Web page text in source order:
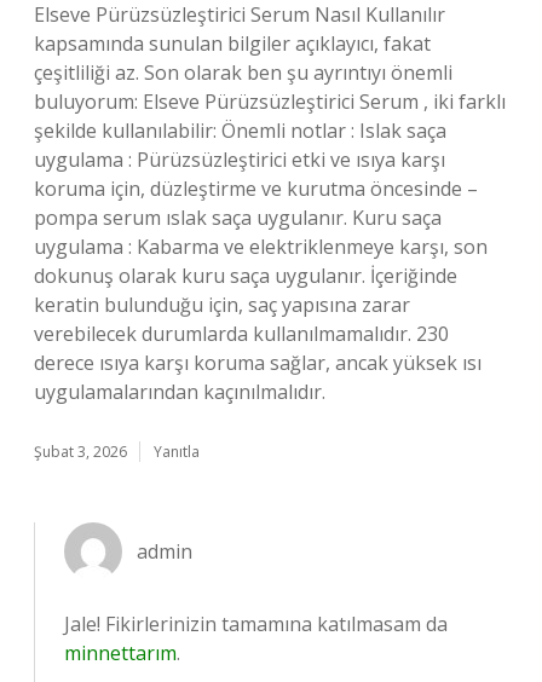
Elseve Pürüzsüzleştirici Serum Nasıl Kullanılır
kapsamında sunulan bilgiler açıklayıcı, fakat
çeşitliliği az. Son olarak ben şu ayrıntıyı önemli
buluyorum: Elseve Pürüzsüzleştirici Serum , iki farklı
şekilde kullanılabilir: Önemli notlar : Islak saça
uygulama : Pürüzsüzleştirici etki ve ısıya karşı
koruma için, düzleştirme ve kurutma öncesinde –
pompa serum ıslak saça uygulanır. Kuru saça
uygulama : Kabarma ve elektriklenmeye karşı, son
dokunuş olarak kuru saça uygulanır. İçeriğinde
keratin bulunduğu için, saç yapısına zarar
verebilecek durumlarda kullanılmamalıdır. 230
derece ısıya karşı koruma sağlar, ancak yüksek ısı
uygulamalarından kaçınılmalıdır.
Şubat 3, 2026 Yanıtla
admin
Jale! Fikirlerinizin tamamına katılmasam da
minnettarım.